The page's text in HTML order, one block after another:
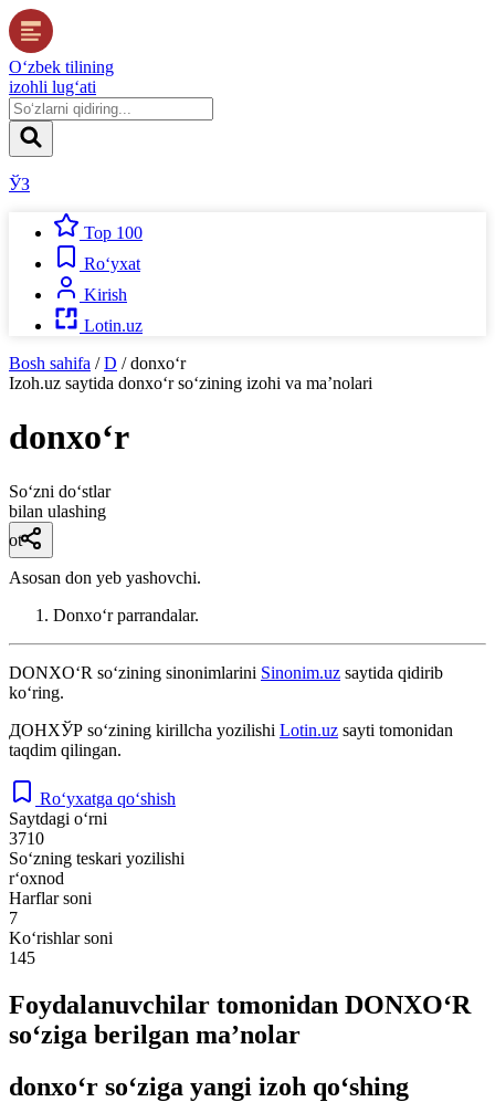
O‘zbek tilining
izohli lug‘ati
ЎЗ
Top 100
Ro‘yxat
Kirish
Lotin.uz
Bosh sahifa / D / donxo‘r
Izoh.uz saytida donxo‘rso‘zining izohi va ma’nolari
donxo‘r
So‘zni do‘stlar
bilan ulashing
ot
Asosan don yeb yashovchi.
Donxoʻr parrandalar.
DONXO‘R so‘zining sinonimlarini Sinonim.uz saytida qidirib
ko‘ring.
ДОНХЎР so‘zining kirillcha yozilishi Lotin.uz sayti tomonidan
taqdim qilingan.
Ro‘yxatga qo‘shish
Saytdagi o‘rni
3710
So‘zning teskari yozilishi
r‘oxnod
Harflar soni
7
Ko‘rishlar soni
145
Foydalanuvchilar tomonidan DONXO‘R
so‘ziga berilgan ma’nolar
donxo‘r so‘ziga yangi izoh qo‘shing